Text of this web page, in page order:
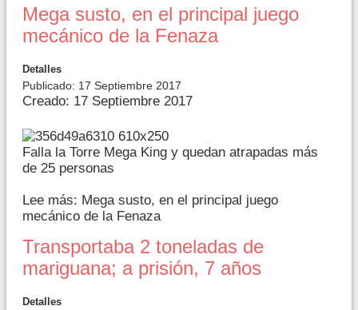
Mega susto, en el principal juego
mecánico de la Fenaza
Detalles
Publicado: 17 Septiembre 2017
Creado: 17 Septiembre 2017
Falla la Torre Mega King y quedan atrapadas más
de 25 personas
Lee más: Mega susto, en el principal juego
mecánico de la Fenaza
Transportaba 2 toneladas de
mariguana; a prisión, 7 años
Detalles